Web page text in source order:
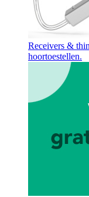
Receivers &
hoortoestellen.